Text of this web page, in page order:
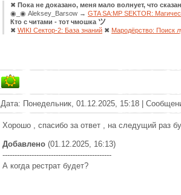
✖ Пока не доказано, меня мало волнует, что
◉_◉ Aleksey_Barsow → GTA SA:MP SEKTOR:
Кто с читами - тот чмошка ツ
✖ WIKI Сектор-2: База знаний ✖ Мародёрство: Поиск
Дата: Понедельник, 01.12.2025, 15:18 |
Хорошо , спасибо за ответ , на следущий раз
Добавлено (01.12.2025, 16:13)
---------------------------------------------
А когда рестрат будет?